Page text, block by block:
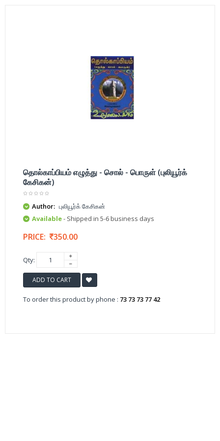
தொல்காப்பியம் எழுத்து - சொல் - பொருள் (புலியூர்க்
கேசிகன்)
Author: புலியூர்க் கேசிகன்
Available- Shipped in 5-6 business days
PRICE: 350.00
Qty:
ADD TO CART
To order this product by phone : 73 73 73 77 42